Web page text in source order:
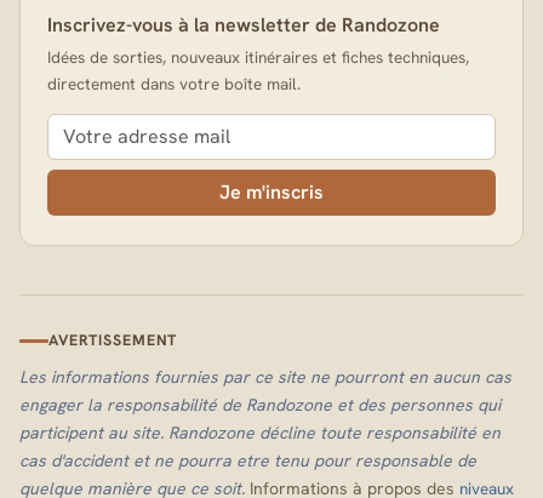
Inscrivez-vous à la newsletter de Randozone
Idées de sorties, nouveaux itinéraires et fiches techniques,
directement dans votre boîte mail.
Je m'inscris
AVERTISSEMENT
Les informations fournies par ce site ne pourront en aucun cas
engager la responsabilité de Randozone et des personnes qui
participent au site. Randozone décline toute responsabilité en
cas d'accident et ne pourra etre tenu pour responsable de
quelque manière que ce soit. Informations à propos des niveaux